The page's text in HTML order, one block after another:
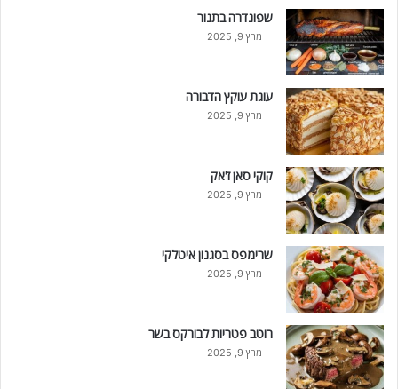
שפונדרה בתנור
מרץ 9, 2025
עוגת עוקץ הדבורה
מרץ 9, 2025
קוקי סאן ז'אק
מרץ 9, 2025
שרימפס בסגנון איטלקי
מרץ 9, 2025
רוטב פטריות לבורקס בשר
מרץ 9, 2025